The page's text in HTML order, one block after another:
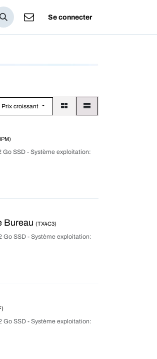
Se connecter
Prix croissant
Go SSD - Système exploitation:
Bureau (TX4C3)
Go SSD - Système exploitation:
Go SSD - Système exploitation: